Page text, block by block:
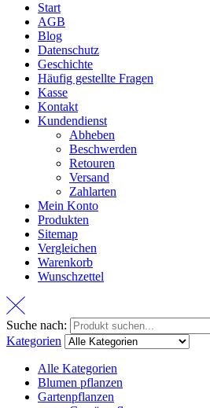
Start
AGB
Blog
Datenschutz
Geschichte
Häufig gestellte Fragen
Kasse
Kontakt
Kundendienst
Abheben
Beschwerden
Retouren
Versand
Zahlarten
Mein Konto
Produkten
Sitemap
Vergleichen
Warenkorb
Wunschzettel
Suche nach:
Kategorien
Alle Kategorien
Blumen pflanzen
Gartenpflanzen